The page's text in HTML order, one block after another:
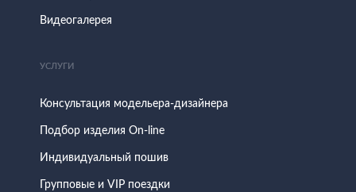
Видеогалерея
УСЛУГИ
Консультация модельера-дизайнера
Подбор изделия On-line
Индивидуальный пошив
Групповые и VIP поездки